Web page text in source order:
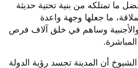
ما تمتلكه من بنية تحتية حديثة
ما جعلها وجهة واعدة
والأجنبية وساهم في خلق آلاف فرص
أن المدينة تجسد رؤية الدولة